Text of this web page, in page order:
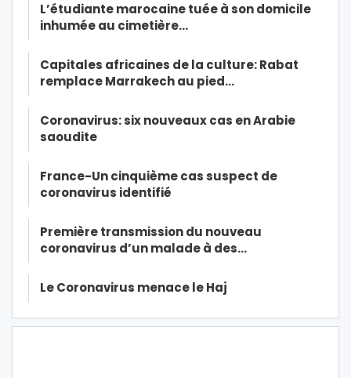
L’étudiante marocaine tuée à son domicile
inhumée au cimetière…
Capitales africaines de la culture: Rabat
remplace Marrakech au pied…
Coronavirus: six nouveaux cas en Arabie
saoudite
France-Un cinquième cas suspect de
coronavirus identifié
Première transmission du nouveau
coronavirus d’un malade à des…
Le Coronavirus menace le Haj